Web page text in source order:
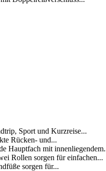
Sport und Kurzreise...
Rücken- und...
mit
Rollen sorgen für einfachen...
sorgen für...